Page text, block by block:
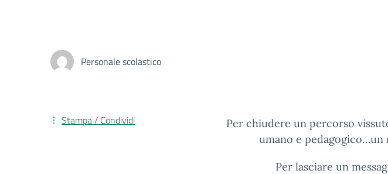
Personale scolastico
Per chiudere un percorso
umano e
Per lasciare un
Stampa / Condividi